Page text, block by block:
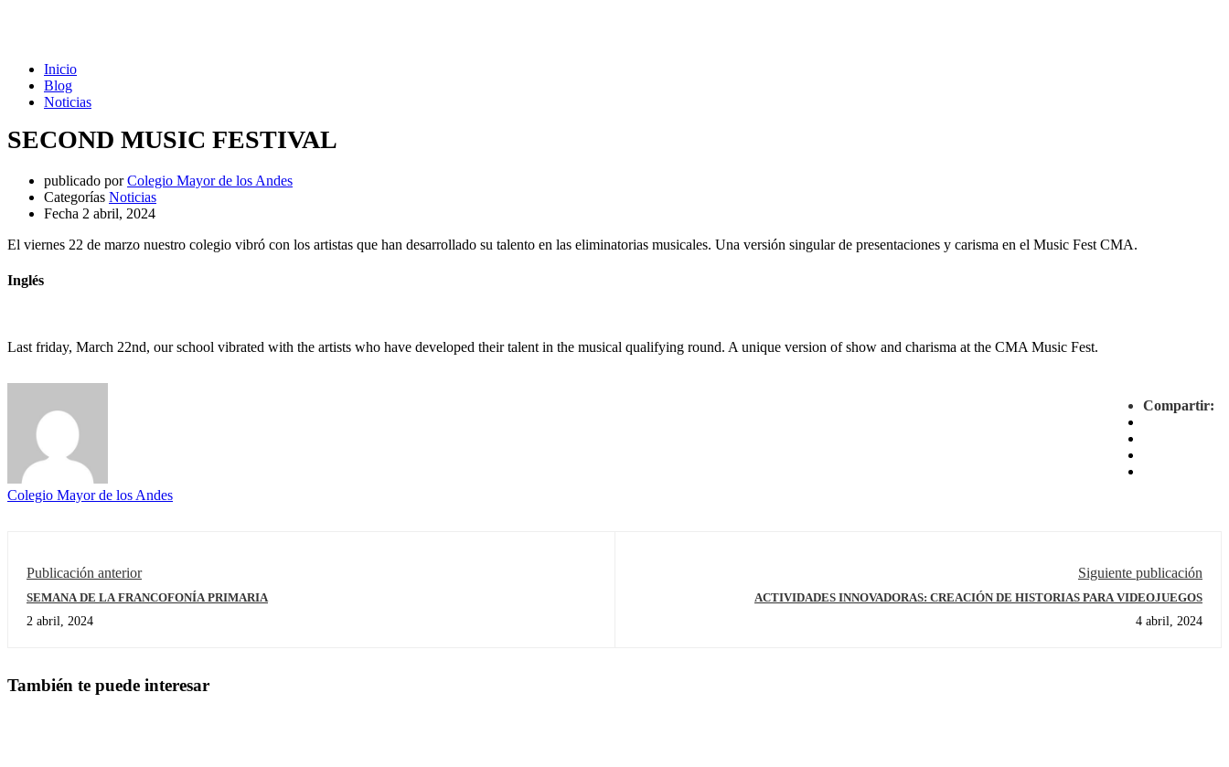
Inicio
Blog
Noticias
SECOND MUSIC FESTIVAL
publicado por Colegio Mayor de los Andes
Categorías Noticias
Fecha 2 abril, 2024
El viernes 22 de marzo nuestro colegio vibró con los artistas que han desarrollado su talento en las eliminatorias musicales. Una versión singular de presentaciones y carisma en el Music Fest CMA.
Inglés
Last friday, March 22nd, our school vibrated with the artists who have developed their talent in the musical qualifying round. A unique version of show and charisma at the CMA Music Fest.
Compartir:
Colegio Mayor de los Andes
Publicación anterior
SEMANA DE LA FRANCOFONÍA PRIMARIA
2 abril, 2024
Siguiente publicación
ACTIVIDADES INNOVADORAS: CREACIÓN DE HISTORIAS PARA VIDEOJUEGOS
4 abril, 2024
También te puede interesar